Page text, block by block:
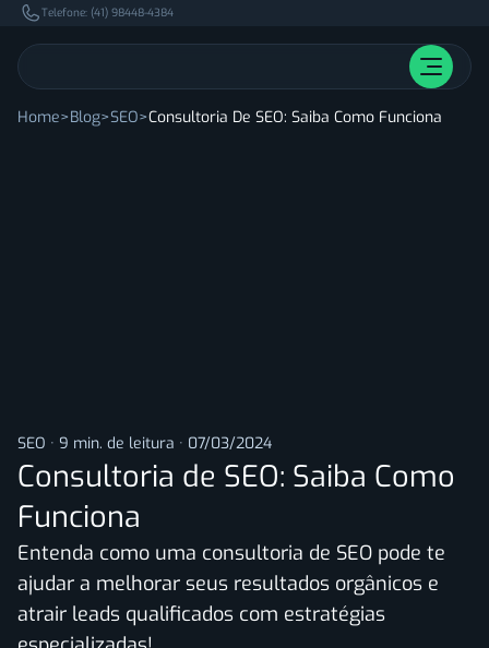
Telefone: (41) 98448-4384
Home Blog SEO Consultoria De SEO: Saiba Como Funciona
SEO · 9 min. de leitura · 07/03/2024
Consultoria de SEO: Saiba Como
Funciona
Entenda como uma consultoria de SEO pode te
ajudar a melhorar seus resultados orgânicos e
atrair leads qualificados com estratégias